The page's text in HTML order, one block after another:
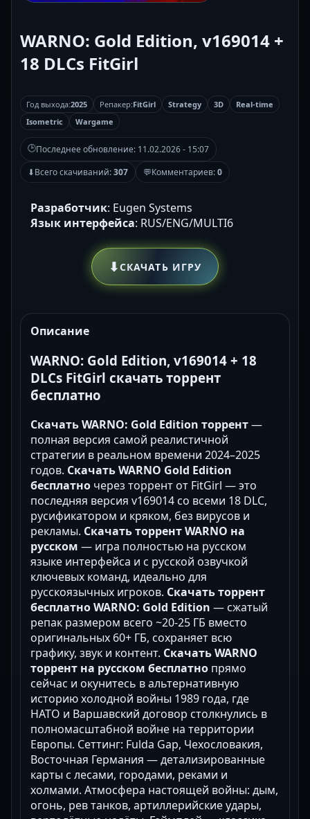
WARNO: Gold Edition, v169014 +
18 DLCs FitGirl
Год выхода:2025 Репакер:FitGirl Strategy 3D
Real-time
Isometric
Wargame
🕒Последнее обновление: 11.02.2026 - 15:07
⬇Всего скачиваний:307 💬Комментариев:0
Разработчик: Eugen Systems
Язык интерфейса: RUS/ENG/MULTI6
⬇СКАЧАТЬ ИГРУ
Описание
WARNO: Gold Edition, v169014 + 18
DLCs FitGirl скачать торрент
бесплатно
Скачать WARNO: Gold Edition торрент—
полная версия самой реалистичной
стратегии в реальном времени 2024–2025
годов. Скачать WARNO Gold Edition
бесплатно через торрент от FitGirl — это
последняя версия v169014 со всеми 18 DLC,
русификатором и кряком, без вирусов и
рекламы. Скачать торрент WARNO на
русском — игра полностью на русском
языке интерфейса и с русской озвучкой
ключевых команд, идеально для
русскоязычных игроков. Скачать торрент
бесплатно WARNO: Gold Edition — сжатый
репак размером всего ~20-25 ГБ вместо
оригинальных 60+ ГБ, сохраняет всю
графику, звук и контент. Скачать WARNO
торрент на русском бесплатно прямо
сейчас и окунитесь в альтернативную
историю холодной войны 1989 года, где
НАТО и Варшавский договор столкнулись в
полномасштабной войне на территории
Европы. Сеттинг: Fulda Gap, Чехословакия,
Восточная Германия — детализированные
карты с лесами, городами, реками и
холмами. Атмосфера настоящей войны: дым,
огонь, рев танков, артиллерийские удары,